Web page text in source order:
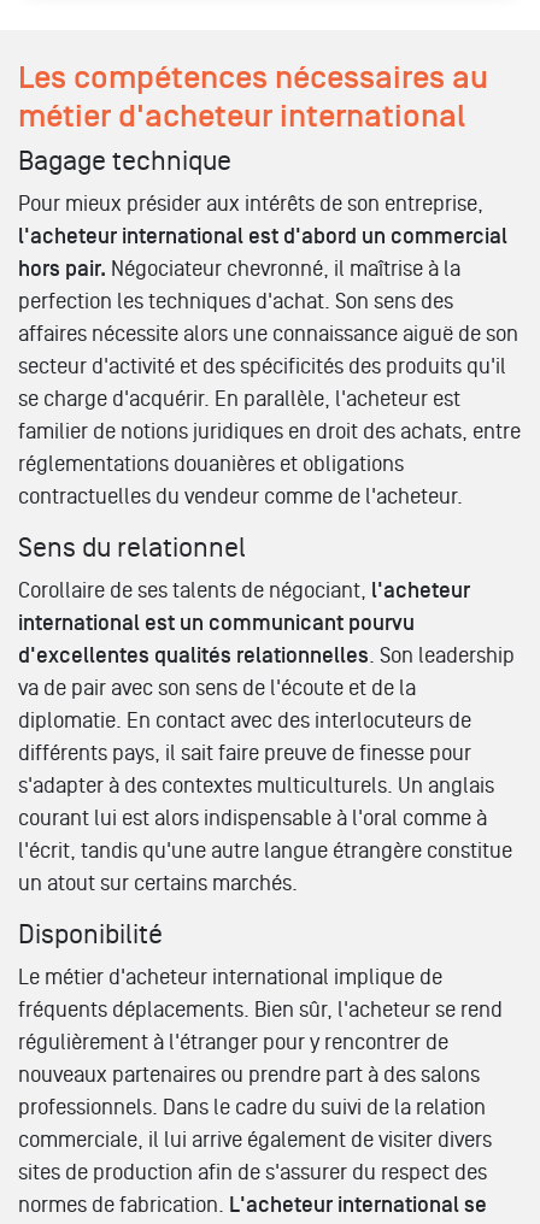
Les compétences nécessaires au
métier d'acheteur international
Bagage technique
Pour mieux présider aux intérêts de son entreprise,
l'acheteur international est d'abord un commercial
hors pair. Négociateur chevronné, il maîtrise à la
perfection les techniques d'achat. Son sens des
affaires nécessite alors une connaissance aiguë de son
secteur d'activité et des spécificités des produits qu'il
se charge d'acquérir. En parallèle, l'acheteur est
familier de notions juridiques en droit des achats, entre
réglementations douanières et obligations
contractuelles du vendeur comme de l'acheteur.
Sens du relationnel
Corollaire de ses talents de négociant, l'acheteur
international est un communicant pourvu
d'excellentes qualités relationnelles. Son leadership
va de pair avec son sens de l'écoute et de la
diplomatie. En contact avec des interlocuteurs de
différents pays, il sait faire preuve de finesse pour
s'adapter à des contextes multiculturels. Un anglais
courant lui est alors indispensable à l'oral comme à
l'écrit, tandis qu'une autre langue étrangère constitue
un atout sur certains marchés.
Disponibilité
Le métier d'acheteur international implique de
fréquents déplacements. Bien sûr, l'acheteur se rend
régulièrement à l'étranger pour y rencontrer de
nouveaux partenaires ou prendre part à des salons
professionnels. Dans le cadre du suivi de la relation
commerciale, il lui arrive également de visiter divers
sites de production afin de s'assurer du respect des
normes de fabrication. L'acheteur international se